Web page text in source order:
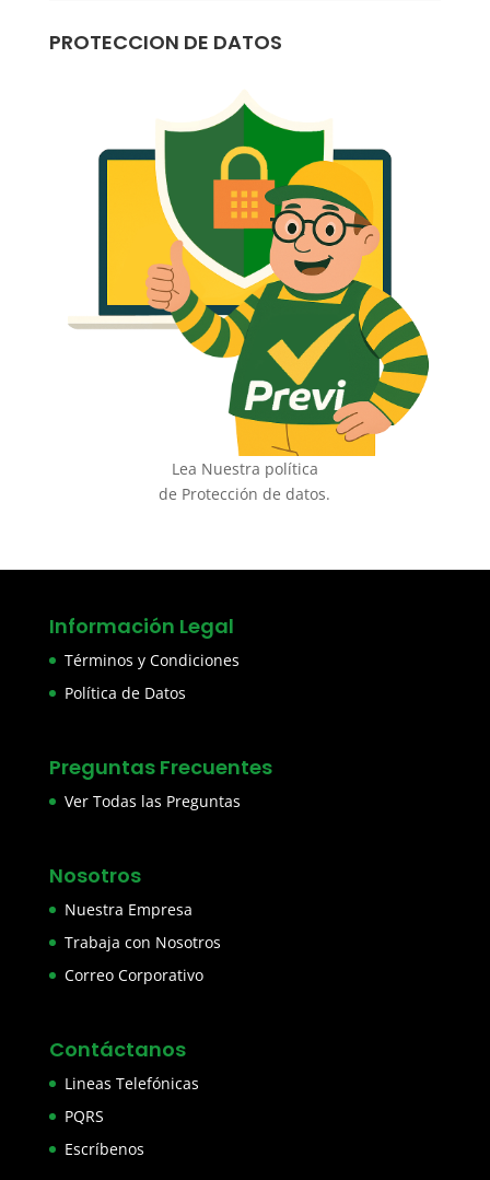
PROTECCION DE DATOS
Lea Nuestra política
de Protección de datos.
Información Legal
Términos y Condiciones
Política de Datos
Preguntas Frecuentes
Ver Todas las Preguntas
Nosotros
Nuestra Empresa
Trabaja con Nosotros
Correo Corporativo
Contáctanos
Lineas Telefónicas
PQRS
Escríbenos